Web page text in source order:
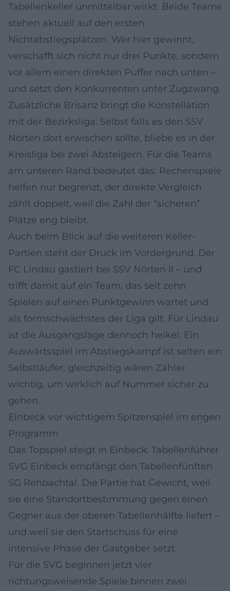
Tabellenkeller unmittelbar wirkt. Beide Teams
stehen aktuell auf den ersten
Nichtabstiegsplätzen. Wer hier gewinnt,
verschafft sich nicht nur drei Punkte, sondern
vor allem einen direkten Puffer nach unten –
und setzt den Konkurrenten unter Zugzwang.
Zusätzliche Brisanz bringt die Konstellation
mit der Bezirksliga: Selbst falls es den SSV
Nörten dort erwischen sollte, bliebe es in der
Kreisliga bei zwei Absteigern. Für die Teams
am unteren Rand bedeutet das: Rechenspiele
helfen nur begrenzt, der direkte Vergleich
zählt doppelt, weil die Zahl der “sicheren”
Plätze eng bleibt.
Auch beim Blick auf die weiteren Keller-
Partien steht der Druck im Vordergrund. Der
FC Lindau gastiert bei SSV Nörten II – und
trifft damit auf ein Team, das seit zehn
Spielen auf einen Punktgewinn wartet und
als formschwächstes der Liga gilt. Für Lindau
ist die Ausgangslage dennoch heikel: Ein
Auswärtsspiel im Abstiegskampf ist selten ein
Selbstläufer, gleichzeitig wären Zähler
wichtig, um wirklich auf Nummer sicher zu
gehen.
Einbeck vor wichtigem Spitzenspiel im engen
Programm
Das Topspiel steigt in Einbeck: Tabellenführer
SVG Einbeck empfängt den Tabellenfünften
SG Rehbachtal. Die Partie hat Gewicht, weil
sie eine Standortbestimmung gegen einen
Gegner aus der oberen Tabellenhälfte liefert –
und weil sie den Startschuss für eine
intensive Phase der Gastgeber setzt.
Für die SVG beginnen jetzt vier
richtungsweisende Spiele binnen zwei